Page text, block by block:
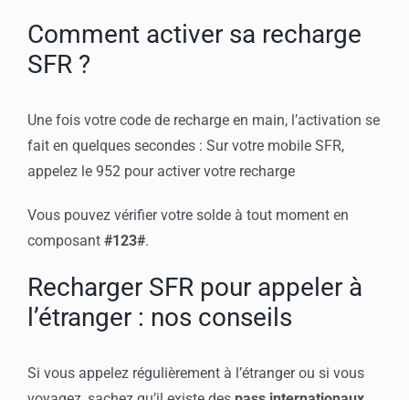
Comment activer sa recharge
SFR ?
Une fois votre code de recharge en main, l’activation se
fait en quelques secondes : Sur votre mobile SFR,
appelez le 952 pour activer votre recharge
Vous pouvez vérifier votre solde à tout moment en
composant #123#.
Recharger SFR pour appeler à
l’étranger : nos conseils
Si vous appelez régulièrement à l’étranger ou si vous